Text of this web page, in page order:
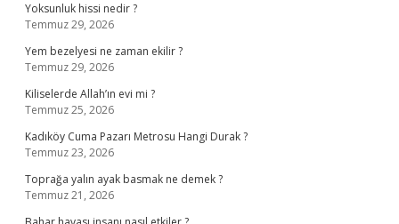
Yoksunluk hissi nedir ?
Temmuz 29, 2026
Yem bezelyesi ne zaman ekilir ?
Temmuz 29, 2026
Kiliselerde Allah’ın evi mi ?
Temmuz 25, 2026
Kadıköy Cuma Pazarı Metrosu Hangi Durak ?
Temmuz 23, 2026
Toprağa yalın ayak basmak ne demek ?
Temmuz 21, 2026